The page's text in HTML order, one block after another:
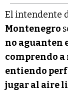
El intendente
Montenegro
no aguanten
comprendo a
entiendo
jugar al aire